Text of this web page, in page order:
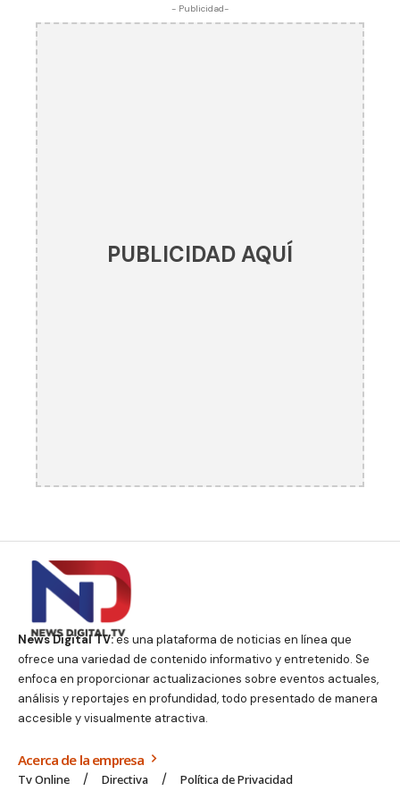
- Publicidad-
PUBLICIDAD AQUÍ
News Digital TV:es una plataforma de noticias en línea que
ofrece una variedad de contenido informativo y entretenido. Se
enfoca en proporcionar actualizaciones sobre eventos actuales,
análisis y reportajes en profundidad, todo presentado de manera
accesible y visualmente atractiva.
Acerca de la empresa
Tv Online Directiva Política de Privacidad